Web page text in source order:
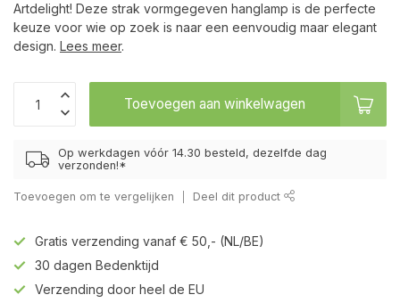
Artdelight! Deze strak vormgegeven hanglamp is de perfecte
keuze voor wie op zoek is naar een eenvoudig maar elegant
design. Lees meer.
Toevoegen aan winkelwagen
Op werkdagen vóór 14.30 besteld, dezelfde dag
verzonden!*
Toevoegen om te vergelijken Deel dit product
Gratis verzending vanaf € 50,- (NL/BE)
30 dagen Bedenktijd
Verzending door heel de EU